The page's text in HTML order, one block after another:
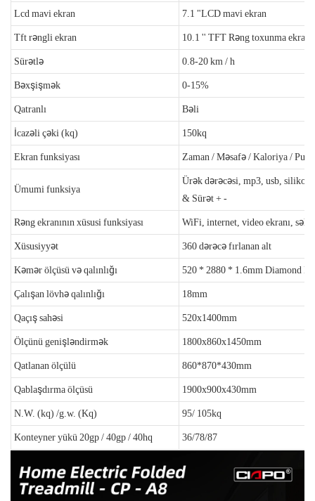
Lcd mavi ekran 7.1 "LCD mavi ekran
Tft rəngli ekran 10.1 '' TFT Rəng toxunma ekranı
Sürətlə 0.8-20 km / h
Bəxşişmək 0-15%
Qatranlı Bəli
İcazəli çəki (kq) 150kq
Ekran funksiyası Zaman / Məsafə / Kaloriya /
Ümumi funksiya
Ürək dərəcəsi, mp3, usb,
& Sürət + -
Rəng ekranının xüsusi funksiyası WiFi, internet, video ekranı,
Xüsusiyyət 360 dərəcə fırlanan alt
Kəmər ölçüsü və qalınlığı 520 * 2880 * 1.6mm Diamond
Çalışan lövhə qalınlığı 18mm
Qaçış sahəsi 520x1400mm
Ölçünü genişləndirmək 1800x860x1450mm
Qatlanan ölçülü 860*870*430mm
Qablaşdırma ölçüsü 1900x900x430mm
N.W. (kq) /g.w. (Kq) 95/ 105kq
Konteyner yükü 20gp / 40gp / 40hq 36/78/87